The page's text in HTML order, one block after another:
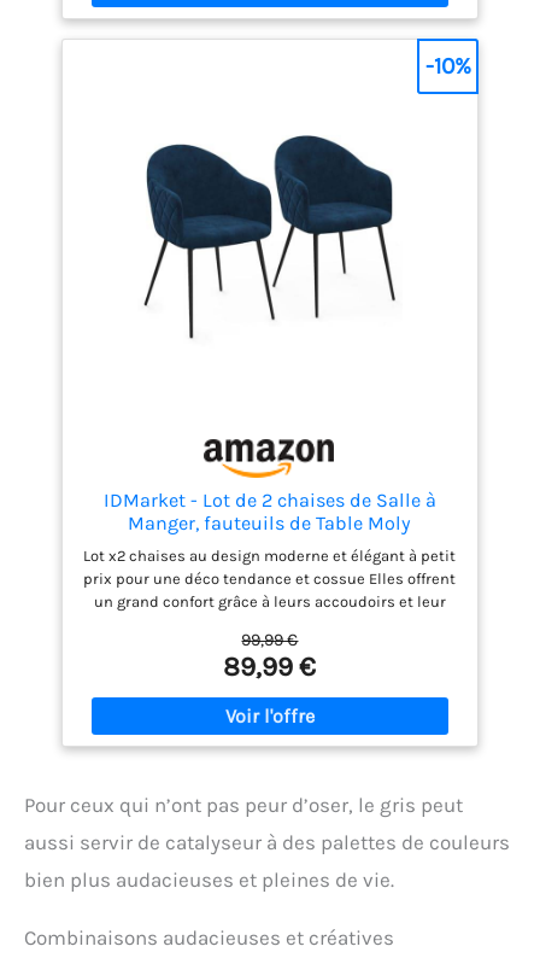
IDMarket - Lot de 2 chaises de Salle à
Manger, fauteuils de Table Moly
Lot x2 chaises au design moderne et élégant à petit
prix pour une déco tendance et cossue Elles offrent
un grand confort grâce à leurs accoudoirs et leur
les rendent parfaitement stables et encore plus
stylées ! L'ambiance cosy s'invite chez vous : idéales
dans une salle à manger à la décoration urbaine
Dimensions : L 53 x l 58 x H 77 cm - Vendues en lot
de 2 chaises en velours gaufré bleu canard
99,99 €
89,99 €
-10%
Pour ceux qui n’ont pas peur d’oser, le gris peut
aussi servir de catalyseur à des palettes de couleurs
bien plus audacieuses et pleines de vie.
Combinaisons audacieuses et créatives